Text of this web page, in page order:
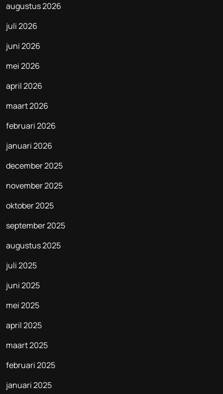
augustus 2026
juli 2026
juni 2026
mei 2026
april 2026
maart 2026
februari 2026
januari 2026
december 2025
november 2025
oktober 2025
september 2025
augustus 2025
juli 2025
juni 2025
mei 2025
april 2025
maart 2025
februari 2025
januari 2025